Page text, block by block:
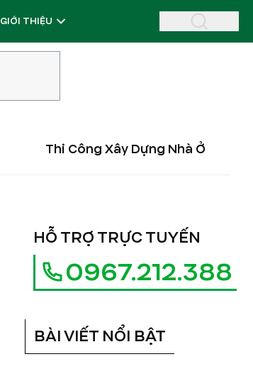
GIỚI THIỆU
Thi Công Xây Dựng Nhà Ở
HỖ TRỢ TRỰC TUYẾN
0967.212.388
BÀI VIẾT NỔI BẬT